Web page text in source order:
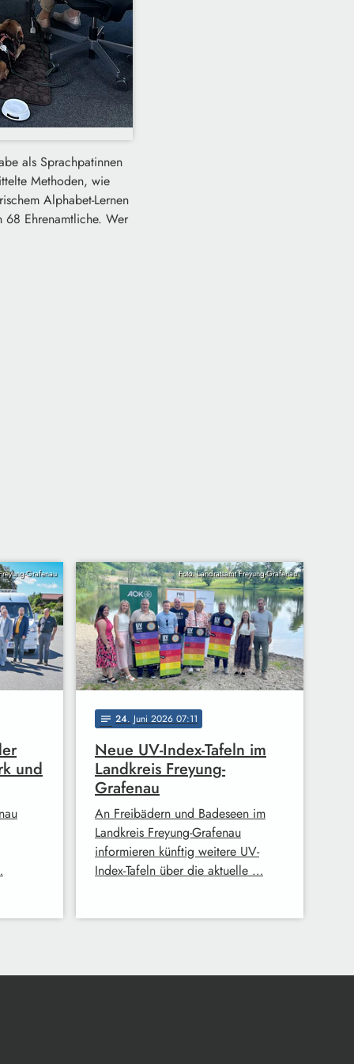
als Sprachpatinnen
Methoden, wie
Alphabet-Lernen
68 Ehrenamtliche. Wer
Grafenau
und
Foto: Landratsamt Freyung-Grafenau
notes 24. Juni 2026 07:11
Neue UV-Index-Tafeln im
Landkreis Freyung-
Grafenau
An Freibädern und Badeseen im
Landkreis Freyung-Grafenau
informieren künftig weitere UV-
Index-Tafeln über die aktuelle …